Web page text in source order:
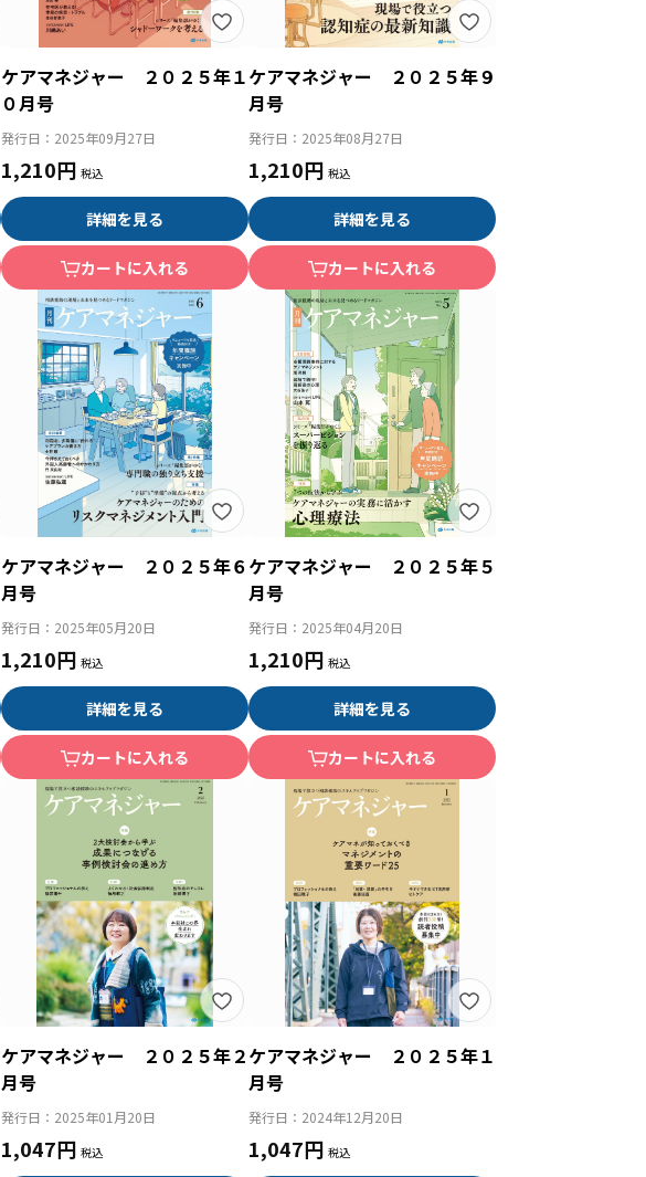
ケアマネジャー ２０２５年１
０月号
発行日： 2025年09月27日
1,210円
詳細を見る
カートに入れる
ケアマネジャー ２０２５年９
月号
発行日： 2025年08月27日
1,210円
詳細を見る
カートに入れる
ケアマネジャー ２０２５年６
月号
発行日： 2025年05月20日
1,210円
詳細を見る
カートに入れる
ケアマネジャー ２０２５年５
月号
発行日： 2025年04月20日
1,210円
詳細を見る
カートに入れる
ケアマネジャー ２０２５年２
月号
発行日： 2025年01月20日
1,047円
ケアマネジャー ２０２５年１
月号
発行日： 2024年12月20日
1,047円